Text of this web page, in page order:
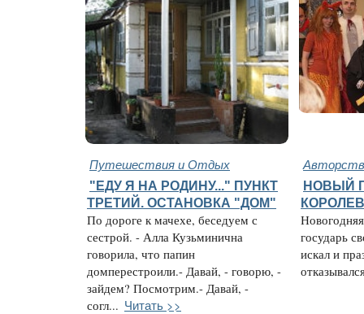
Путешествия и Отдых
"ЕДУ Я НА РОДИНУ..." ПУНКТ
ТРЕТИЙ. ОСТАНОВКА "ДОМ"
По дороге к мачехе, беседуем с
сестрой. - Алла Кузьминична
говорила, что папин
домперестроили.- Давай, - говорю, -
зайдем? Посмотрим.- Давай, -
согл... Читать >>
НОВЫЙ
государь
искал и